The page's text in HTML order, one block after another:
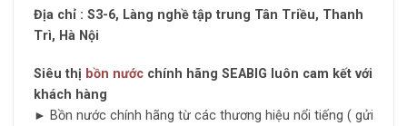
Địa chỉ : S3-6, Làng nghề tập trung Tân Triều, Thanh
Trì, Hà Nội
Siêu thị bồn nướcchính hãng SEABIG luôn cam kết với
khách hàng
► Bồn nước chính hãng từ các thương hiệu nổi tiếng ( gửi